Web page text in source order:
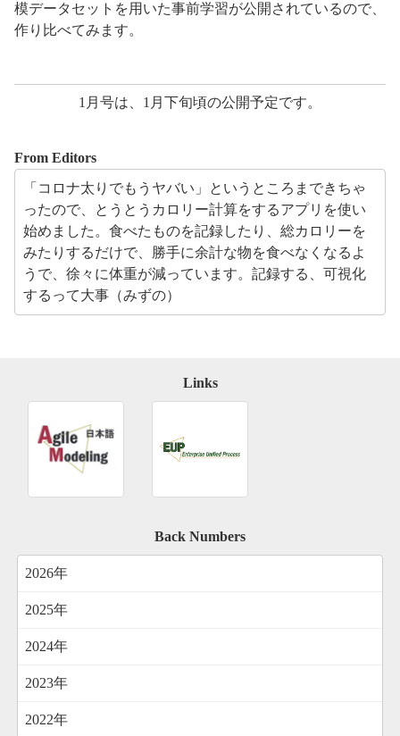
模データセットを用いた事前学習が公開されているので、
作り比べてみます。
1月号は、1月下旬頃の公開予定です。
From Editors
「コロナ太りでもうヤバい」というところまできちゃ
ったので、とうとうカロリー計算をするアプリを使い
始めました。食べたものを記録したり、総カロリーを
みたりするだけで、勝手に余計な物を食べなくなるよ
うで、徐々に体重が減っています。記録する、可視化
するって大事（みずの）
Links
Back Numbers
2026年
2025年
2024年
2023年
2022年